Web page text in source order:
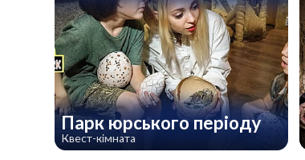
Парк юрського періоду
Квест-кімната